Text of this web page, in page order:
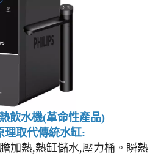
飲水機(革命性產品)
理取代傳統水缸:
加熱,熱缸儲水,壓力桶。瞬熱